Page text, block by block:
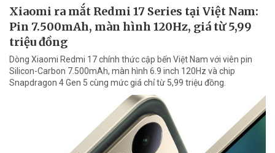
Xiaomi ra mắt Redmi 17 Series tại Việt Nam:
Pin 7.500mAh, màn hình 120Hz, giá từ 5,99
triệu đồng
Dòng Xiaomi Redmi 17 chính thức cập bến Việt Nam với viên pin
Silicon-Carbon 7.500mAh, màn hình 6.9 inch 120Hz và chip
Snapdragon 4 Gen 5 cùng mức giá chỉ từ 5,99 triệu đồng.